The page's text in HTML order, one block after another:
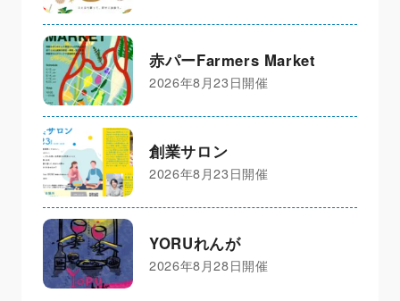
赤パーFarmers Market
2026年8月23日開催
創業サロン
2026年8月23日開催
YORUれんが
2026年8月28日開催